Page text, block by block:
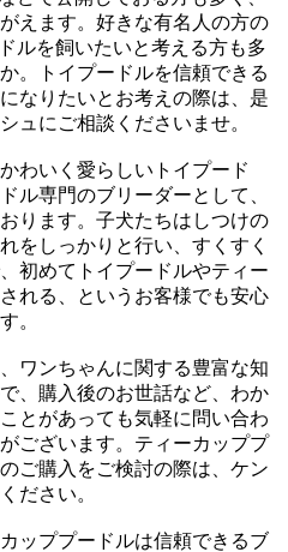
えます。好きな有名人の方の
ルを飼いたいと考える方も多
。トイプードルを信頼できる
なりたいとお考えの際は、是
ュにご相談くださいませ。
わいく愛らしいトイプード
ル専門のブリーダーとして、
ります。子犬たちはしつけの
をしっかりと行い、すくすく
初めてトイプードルやティー
れる、というお客様でも安心
。
ワンちゃんに関する豊富な知
、購入後のお世話など、わか
とがあっても気軽に問い合わ
ございます。ティーカッププ
ご購入をご検討の際は、ケン
ださい。
ッププードルは信頼できるブ